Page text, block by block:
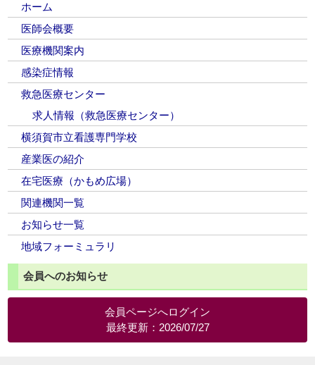
ホーム
医師会概要
医療機関案内
感染症情報
救急医療センター
求人情報（救急医療センター）
横須賀市立看護専門学校
産業医の紹介
在宅医療（かもめ広場）
関連機関一覧
お知らせ一覧
地域フォーミュラリ
会員へのお知らせ
会員ページへログイン
最終更新：2026/07/27